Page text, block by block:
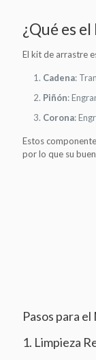
¿Qué es
El kit de arrastre
Cadena:
Piñón:
Corona:
Estos
por lo que su
Pasos para
1. Limpieza